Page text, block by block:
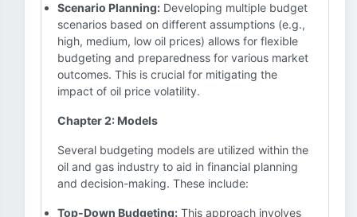
Scenario Planning: Developing multiple budget
scenarios based on different assumptions (e.g.,
high, medium, low oil prices) allows for flexible
budgeting and preparedness for various market
outcomes. This is crucial for mitigating the
impact of oil price volatility.
Chapter 2: Models
Several budgeting models are utilized within the
oil and gas industry to aid in financial planning
and decision-making. These include:
Top-Down Budgeting: This approach involves